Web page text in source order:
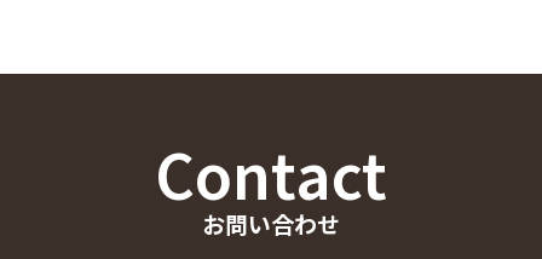
Contact
お問い合わせ